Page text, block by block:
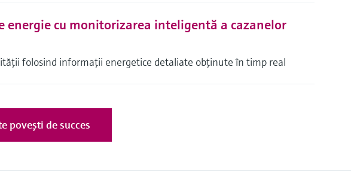
energie cu monitorizarea inteligentă a cazanelor
folosind informaţii energetice detaliate obţinute în timp real
poveşti de succes